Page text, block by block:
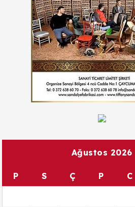
Ağustos 2026
P S Ç P C